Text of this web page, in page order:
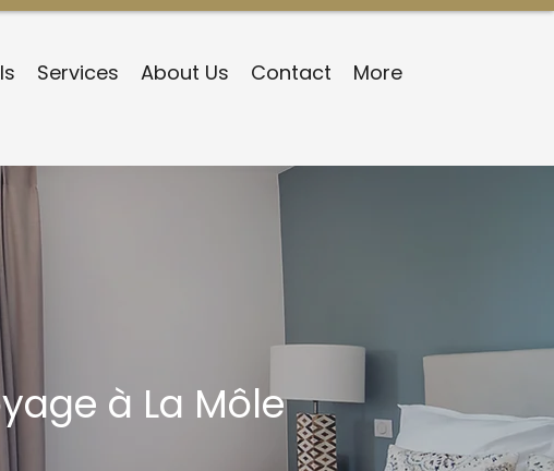
Services About Us Contact More
à La Môle